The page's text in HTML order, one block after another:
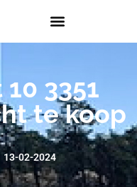
3351
te koop
13-02-2024